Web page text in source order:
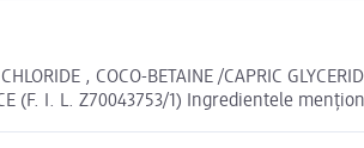
, COCO-BETAINE /CAPRIC
(F. I. L. Z70043753/1) Ingredientele